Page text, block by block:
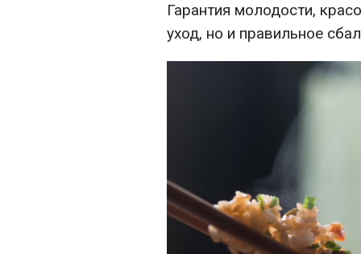
Гарантия молодости,
уход, но и правильное